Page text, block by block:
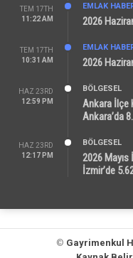
TEM 17TH
11:22 AM
EMLAK
2026
TEM 17TH
10:31 AM
EMLAK
2026
HAZ 23RD
12:59 PM
BÖLGESEL
Ankara İlçe
Ankara’da
HAZ 23RD
12:17 PM
BÖLGESEL
2026 Mayıs
İzmir’de
© Gayrimenkul